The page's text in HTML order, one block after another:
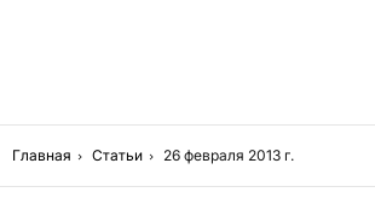
Главная Статьи 26 февраля 2013 г.